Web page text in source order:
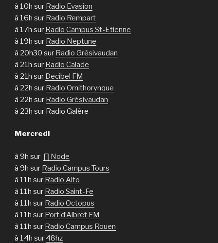
à 10h sur Radio Evasion
à 16h sur Radio Rempart
à 17h sur Radio Campus St-Etienne
à 19h sur Radio Neptune
à 20h30 sur Radio Grésivaudan
à 21h sur Radio Calade
à 21h sur Decibel FM
à 22h sur Radio Ornithorynque
à 22h sur Radio Grésivaudan
à 23h sur Radio Galère
Mercredi
à 9h sur ∏ Node
à 9h sur Radio Campus Tours
à 11h sur Radio Alto
à 11h sur Radio Saint-Fe
à 11h sur Radio Octopus
à 11h sur Port d’Albret FM
à 11h sur Radio Campus Rouen
à 14h sur 48hz